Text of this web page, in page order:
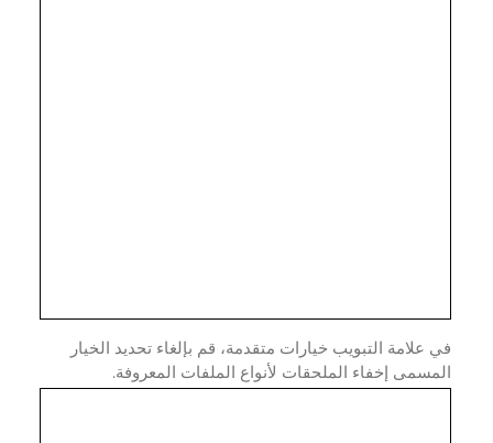
علامة التبويب خيارات متقدمة، قم بإلغاء تحديد الخيار
إخفاء الملحقات لأنواع الملفات المعروفة.